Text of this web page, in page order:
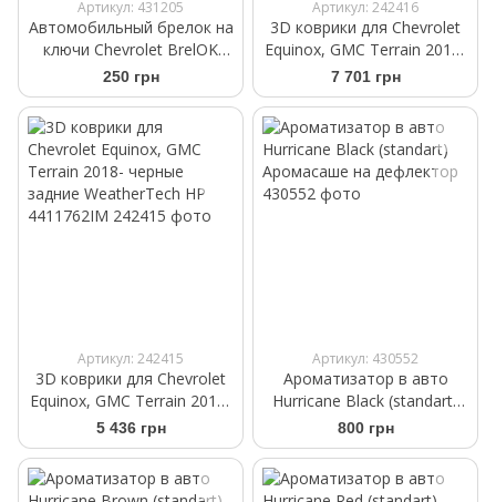
Артикул: 431205
Автомобильный брелок на
ключи Chevrolet BrelOK
черная замша
250 грн
Артикул: 242416
3D коврики для Chevrolet
Equinox, GMC Terrain 2018-
черные передние
WeatherTech HP
7 701 грн
Артикул: 242415
3D коврики для Chevrolet
Equinox, GMC Terrain 2018-
черные задние
WeatherTech HP
5 436 грн
Артикул: 430552
Ароматизатор в авто
Hurricane Black (standart)
Аромасаше на дефлектор
800 грн